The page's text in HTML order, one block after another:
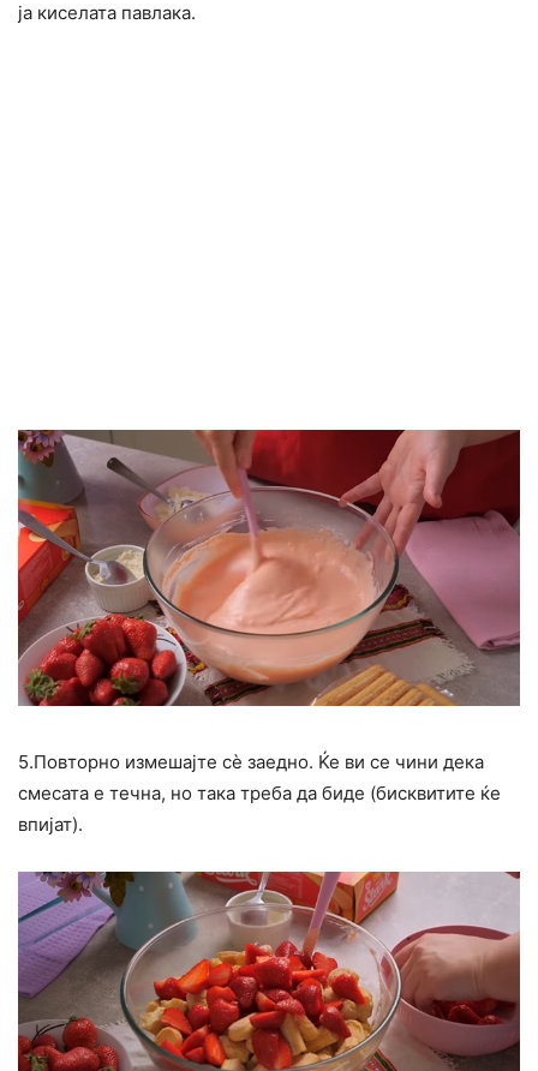
ја киселата павлака.
5.Повторно измешајте сè заедно. Ќе ви се чини дека
смесата е течна, но така треба да биде (бисквитите ќе
впијат).